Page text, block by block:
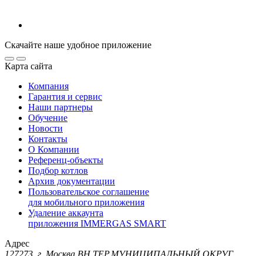
Скачайте наше удобное приложение
Карта сайта
Компания
Гарантия и сервис
Наши партнеры
Обучение
Новости
Контакты
О Компании
Референц-объекты
Подбор котлов
Архив документации
Пользовательское соглашение
для мобильного приложения
Удаление аккаунта
приложения IMMERGAS SMART
Адрес
127273, г. Москва ВН.ТЕР.МУНИЦИПАЛЬНЫЙ ОКРУГ